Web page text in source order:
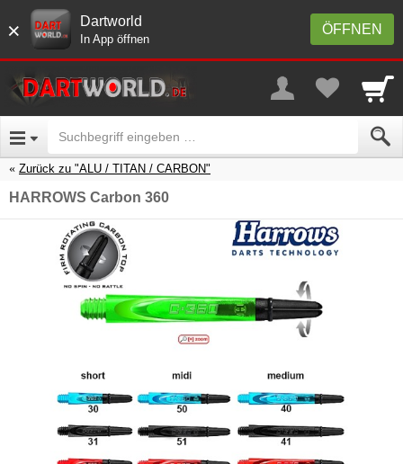
× ÖFFNEN
Dartworld
In App öffnen
Zurück zu "ALU / TITAN / CARBON"
HARROWS Carbon 360